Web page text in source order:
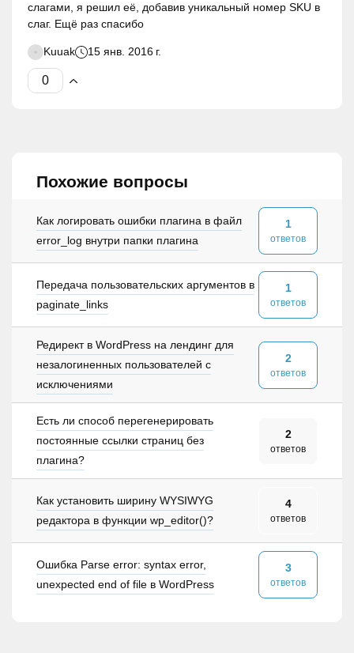
слагами, я решил её, добавив уникальный номер SKU в
слаг. Ещё раз спасибо
Kuuak 15 янв. 2016 г.
Похожие вопросы
Как логировать ошибки плагина в файл
error_log внутри папки плагина
1
ответов
Передача пользовательских аргументов в
paginate_links
1
ответов
Редирект в WordPress на лендинг для
незалогиненных пользователей с
исключениями
2
ответов
Есть ли способ перегенерировать
постоянные ссылки страниц без
плагина?
2
ответов
Как установить ширину WYSIWYG
редактора в функции wp_editor()?
4
ответов
Ошибка Parse error: syntax error,
unexpected end of file в WordPress
3
ответов